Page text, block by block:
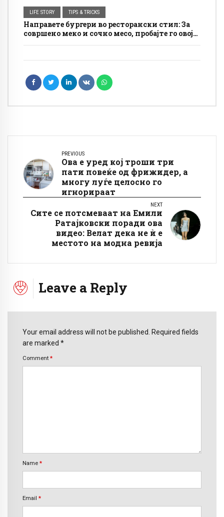
LIFE STORY TIPS & TRICKS
Направете бургери во ресторански стил: За
совршено меко и сочно месо, пробајте го овој
PREVIOUS
Ова е уред кој троши три
пати повеќе од фрижидер, а
многу луѓе целосно го
игнорираат
NEXT
Сите се потсмеваат на Емили
Ратајковски поради ова
видео: Велат дека не ѝ е
местото на модна ревија
Leave a Reply
Your email address will not be published. Required fields
are marked *
Comment *
Name *
Email *